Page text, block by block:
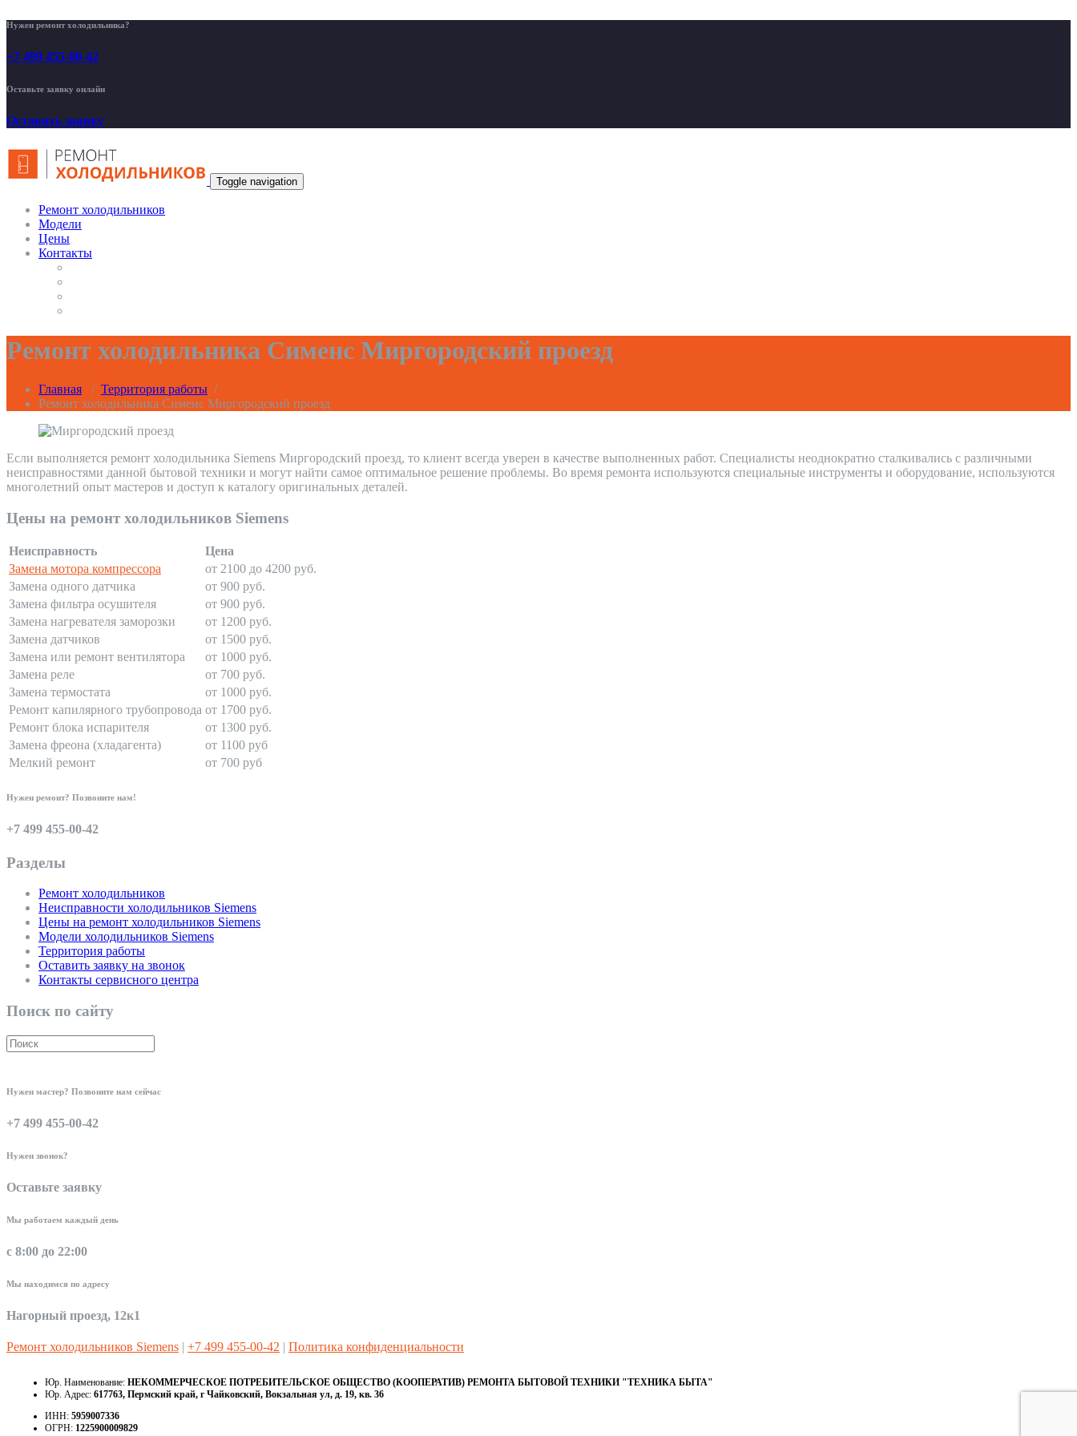
Нужен ремонт холодильника?
+7 499 455-00-42
Оставьте заявку онлайн
Оставить заявку
Toggle navigation
Ремонт холодильников
Модели
Цены
Контакты
Ремонт холодильника Сименс Миргородский проезд
Главная / Территория работы /
Ремонт холодильника Сименс Миргородский проезд
Если выполняется ремонт холодильника Siemens Миргородский проезд, то клиент всегда уверен в качестве выполненных работ. Специалисты неоднократно сталкивались с различными
неисправностями данной бытовой техники и могут найти самое оптимальное решение проблемы. Во время ремонта используются специальные инструменты и оборудование, используются
многолетний опыт мастеров и доступ к каталогу оригинальных деталей.
Цены на ремонт холодильников Siemens
Неисправность
Цена
Замена мотора компрессора
от 2100 до 4200 руб.
Замена одного датчика
от 900 руб.
Замена фильтра осушителя
от 900 руб.
Замена нагревателя заморозки
от 1200 руб.
Замена датчиков
от 1500 руб.
Замена или ремонт вентилятора
от 1000 руб.
Замена реле
от 700 руб.
Замена термостата
от 1000 руб.
Ремонт капилярного трубопровода от 1700 руб.
Ремонт блока испарителя
от 1300 руб.
Замена фреона (хладагента)
от 1100 руб
Мелкий ремонт
от 700 руб
Нужен ремонт? Позвоните нам!
+7 499 455-00-42
Разделы
Ремонт холодильников
Неисправности холодильников Siemens
Цены на ремонт холодильников Siemens
Модели холодильников Siemens
Территория работы
Оставить заявку на звонок
Контакты сервисного центра
Поиск по сайту
Нужен мастер? Позвоните нам сейчас
+7 499 455-00-42
Нужен звонок?
Оставьте заявку
Мы работаем каждый день
с 8:00 до 22:00
Мы находимся по адресу
Нагорный проезд, 12к1
Ремонт холодильников Siemens | +7 499 455-00-42 | Политика конфиденциальности
Юр. Наименование: НЕКОММЕРЧЕСКОЕ ПОТРЕБИТЕЛЬСКОЕ ОБЩЕСТВО (КООПЕРАТИВ) РЕМОНТА БЫТОВОЙ ТЕХНИКИ "ТЕХНИКА БЫТА"
Юр. Адрес: 617763, Пермский край, г Чайковский, Вокзальная ул, д. 19, кв. 36
ИНН: 5959007336
ОГРН: 1225900009829